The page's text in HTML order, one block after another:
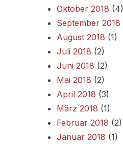
Oktober 2018 (4)
September 2018
August 2018 (1)
Juli 2018 (2)
Juni 2018 (2)
Mai 2018 (2)
April 2018 (3)
März 2018 (1)
Februar 2018 (2)
Januar 2018 (1)